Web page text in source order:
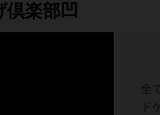
倶楽部凹
全